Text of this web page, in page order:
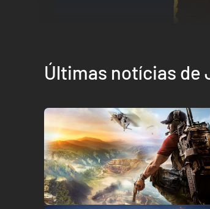
Últimas notícias de